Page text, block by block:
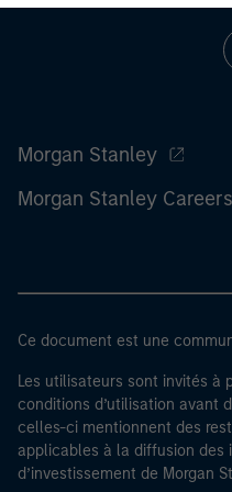
Morgan Stanley
Morgan Stanley Careers
Ce document est une
Les utilisateurs sont invités à
conditions d’utilisation avant
celles-ci mentionnent des
applicables à la diffusion des
d’investissement de Morgan